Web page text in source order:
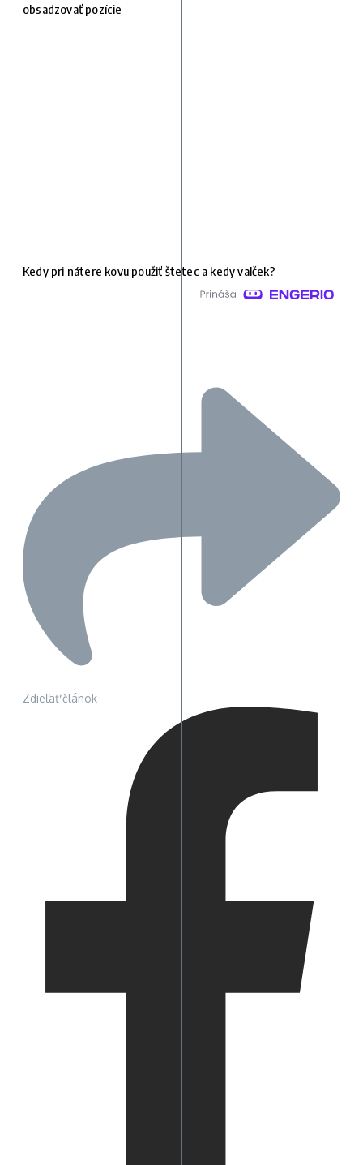
obsadzovať pozície
Kedy pri nátere kovu použiť štetec a kedy valček?
Zdieľať článok